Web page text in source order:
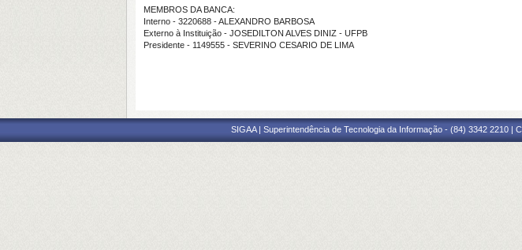
MEMBROS DA BANCA:
Interno - 3220688 - ALEXANDRO BARBOSA
Externo à Instituição - JOSEDILTON ALVES DINIZ - UFPB
Presidente - 1149555 - SEVERINO CESARIO DE LIMA
SIGAA | Superintendência de Tecnologia da Informação - (84) 3342 2210